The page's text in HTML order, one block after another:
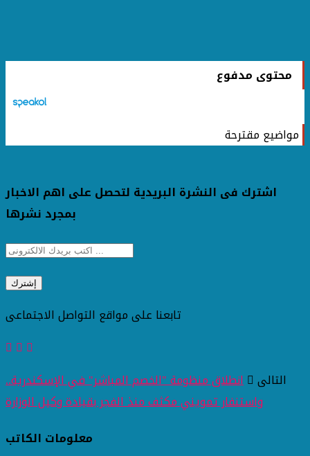
محتوى مدفوع
مواضيع مقترحة
اشترك فى النشرة البريدية لتحصل على اهم الاخبار
بمجرد نشرها
تابعنا على مواقع التواصل الاجتماعى
التالى
انطلاق منظومة "الخصم المباشر" في الإسكندرية..
واستنفار تمويني مكثف منذ الفجر بقيادة وكيل الوزارة
معلومات الكاتب